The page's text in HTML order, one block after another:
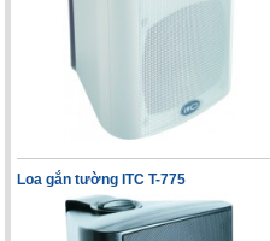
Loa gắn tường ITC T-775